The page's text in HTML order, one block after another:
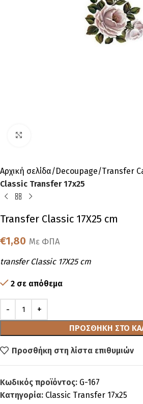
Αρχική σελίδα Decoupage Transfer
Classic Transfer 17x25
Transfer Classic 17Χ25 cm
€1,80 Με ΦΠΑ
transfer Classic 17Χ25 cm
2 σε απόθεμα
ΠΡΟΣΘΉΚΗ ΣΤΟ
Προσθήκη στη λίστα επιθυμιών
Κωδικός προϊόντος: G-167
Κατηγορία: Classic Transfer 17x25